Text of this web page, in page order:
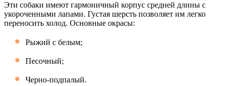
Эти собаки имеют гармоничный корпус средней длины с
укороченными лапами. Густая шерсть позволяет им легко
переносить холод. Основные окрасы:
Рыжий с белым;
Песочный;
Черно-подпалый.